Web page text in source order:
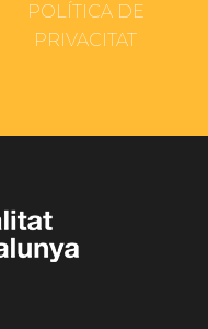
POLÍTICA DE
PRIVACITAT